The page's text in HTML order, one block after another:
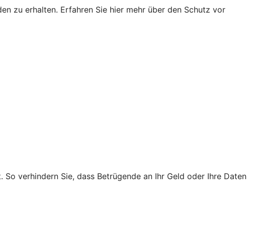
zu erhalten. Erfahren Sie hier mehr über den Schutz vor
verhindern Sie, dass Betrügende an Ihr Geld oder Ihre Daten